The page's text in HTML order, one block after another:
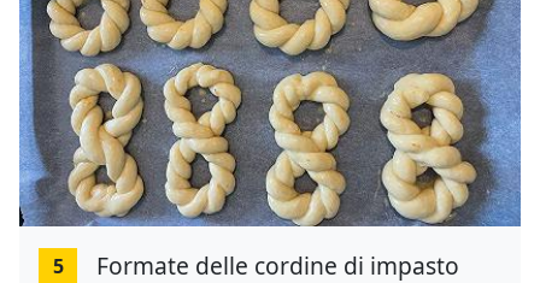
5
Formate delle cordine di impasto